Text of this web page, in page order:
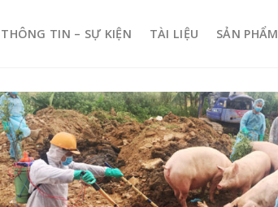
THÔNG TIN – SỰ KIỆN TÀI LIỆU SẢN PHẨM